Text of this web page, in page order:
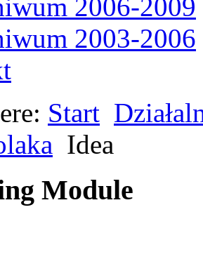
2006-2009
2003-2006
Start
Idea
Module